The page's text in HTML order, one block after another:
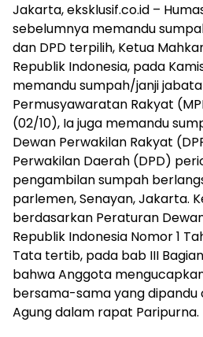
Jakarta, eksklusif.co.id –
sebelumnya memandu
dan DPD terpilih, Ketua
Republik Indonesia, pada
memandu sumpah/janji
Permusyawaratan Rakyat
(02/10), Ia juga memandu
Dewan Perwakilan Rakyat
Perwakilan Daerah (DPD)
pengambilan sumpah
parlemen, Senayan, Jakarta.
berdasarkan Peraturan
Republik Indonesia Nomor 1
Tata tertib, pada bab III
bahwa Anggota
bersama-sama yang dipandu
Agung dalam rapat Paripurna.